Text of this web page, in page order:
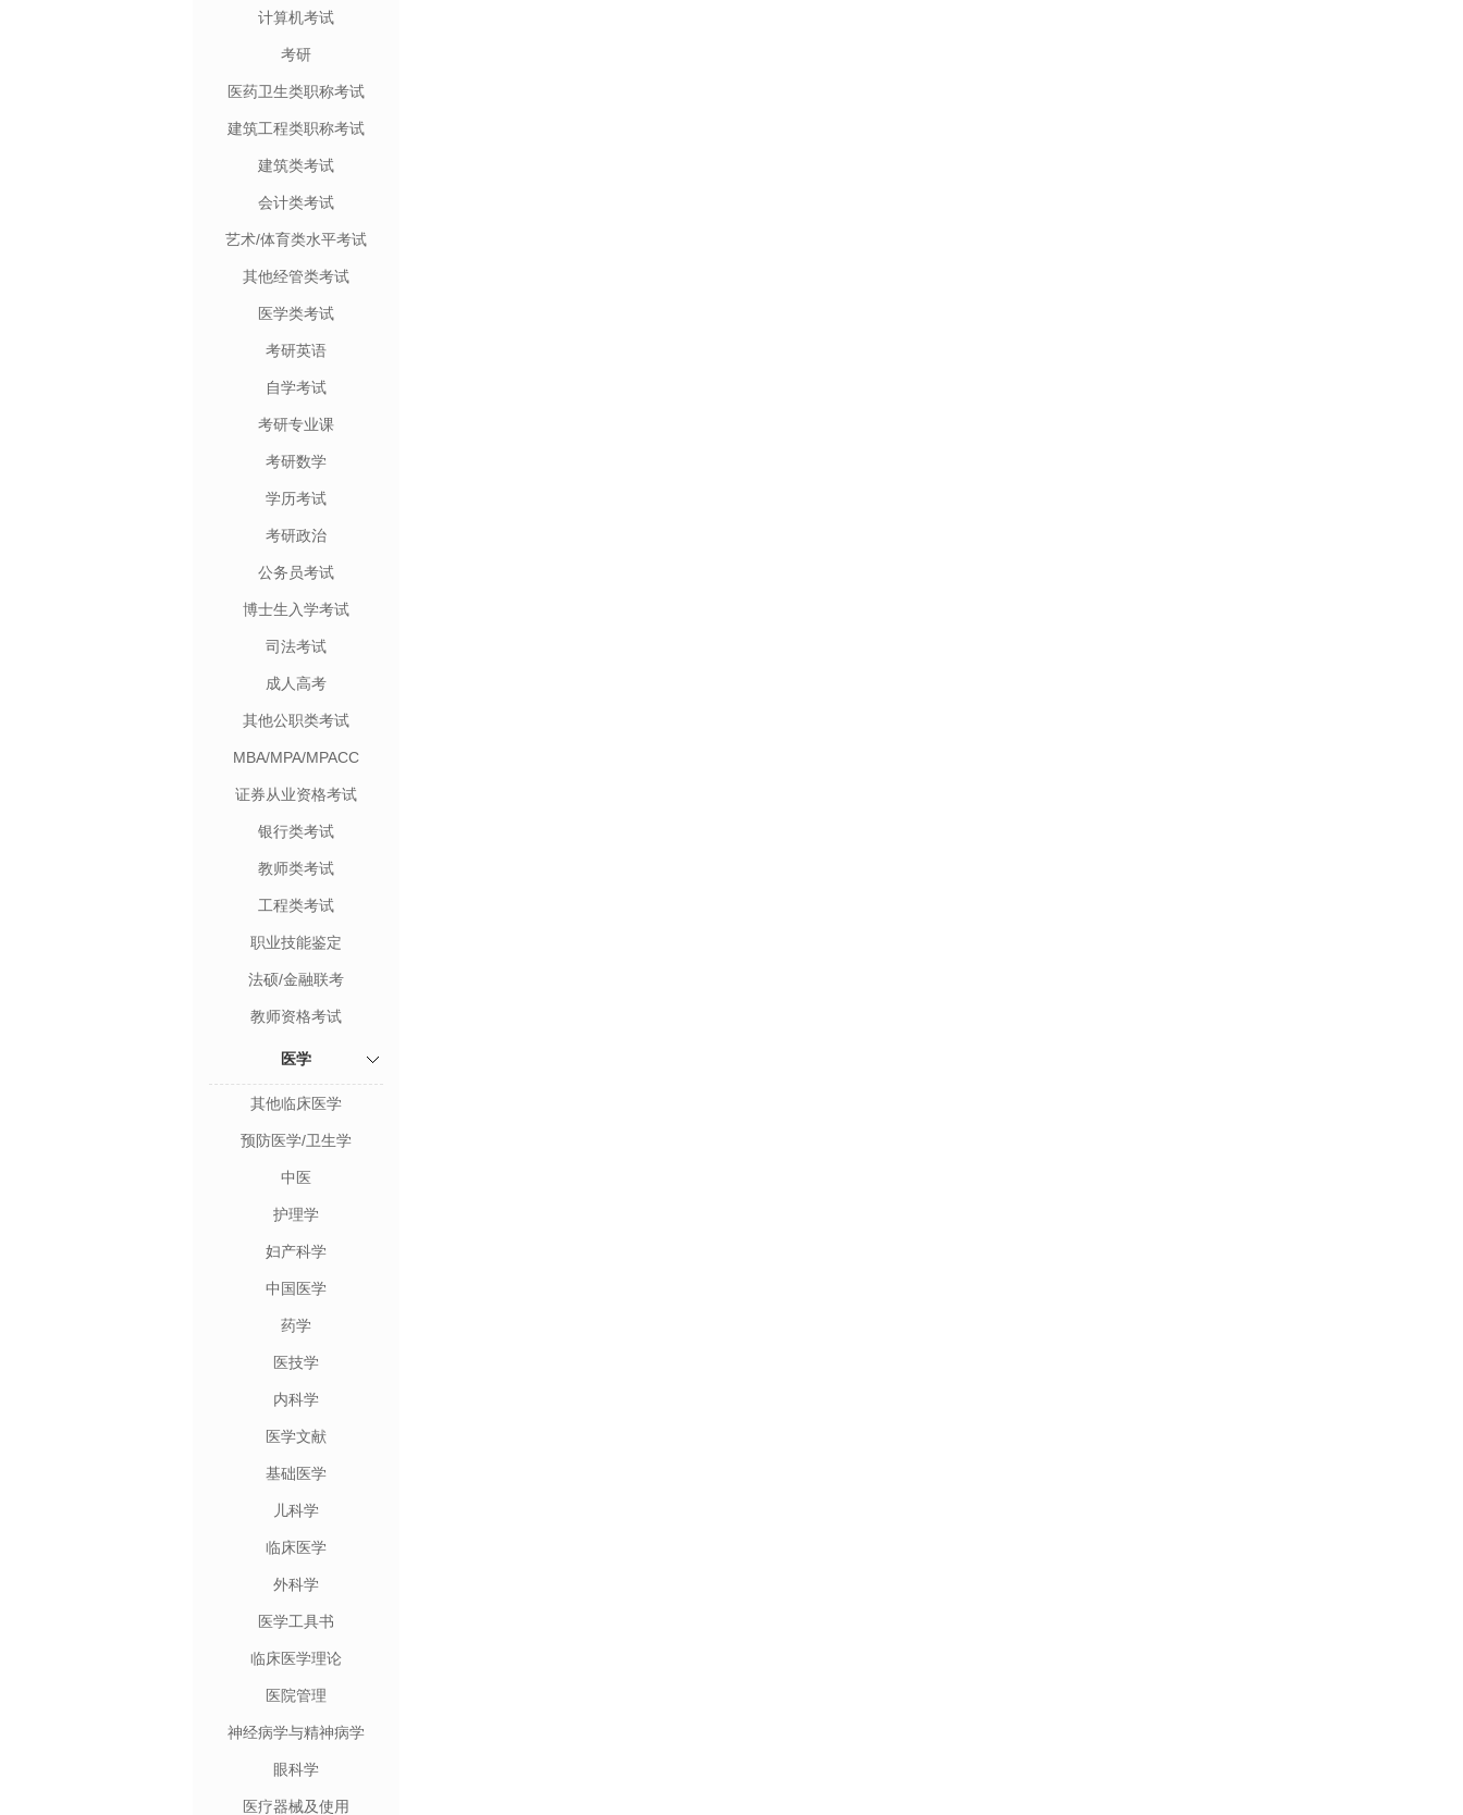
计算机考试
考研
医药卫生类职称考试
建筑工程类职称考试
建筑类考试
会计类考试
艺术/体育类水平考试
其他经管类考试
医学类考试
考研英语
自学考试
考研专业课
考研数学
学历考试
考研政治
公务员考试
博士生入学考试
司法考试
成人高考
其他公职类考试
MBA/MPA/MPACC
证券从业资格考试
银行类考试
教师类考试
工程类考试
职业技能鉴定
法硕/金融联考
教师资格考试
医学
其他临床医学
预防医学/卫生学
中医
护理学
妇产科学
中国医学
药学
医技学
内科学
医学文献
基础医学
儿科学
临床医学
外科学
医学工具书
临床医学理论
医院管理
神经病学与精神病学
眼科学
医疗器械及使用